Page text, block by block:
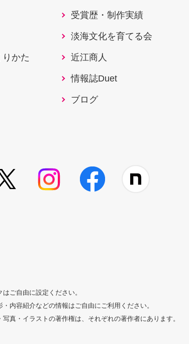
かた
受賞歴・制作実績
淡海文化を育てる会
近江商人
情報誌Duet
ブログ
ご自由に設定ください。
内容紹介などの情報はご自由にご利用ください。
真・イラストの著作権は、それぞれの著作者にあります。